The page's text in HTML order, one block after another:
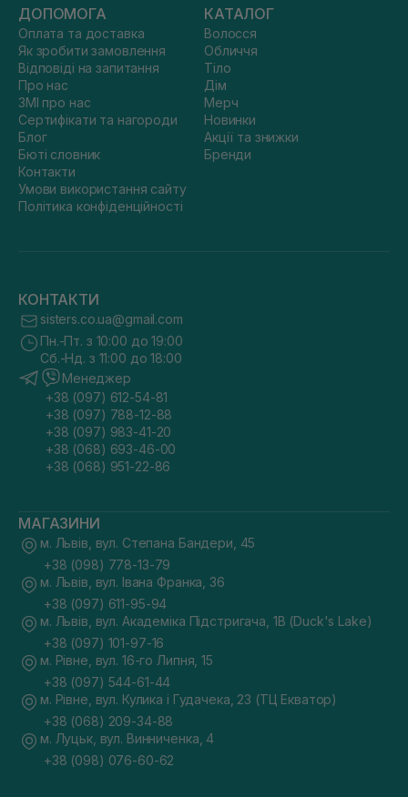
ДОПОМОГА
Оплата та доставка
Як зробити замовлення
Відповіді на запитання
Про нас
ЗМІ про нас
Сертифікати та нагороди
Блог
Бюті словник
Контакти
Умови використання сайту
Політика конфіденційності
КАТАЛОГ
Волосся
Обличчя
Тіло
Дім
Мерч
Новинки
Акції та знижки
Бренди
КОНТАКТИ
sisters.co.ua@gmail.com
Пн.-Пт. з 10:00 до 19:00
Сб.-Нд. з 11:00 до 18:00
Менеджер
+38 (097) 612-54-81
+38 (097) 788-12-88
+38 (097) 983-41-20
+38 (068) 693-46-00
+38 (068) 951-22-86
МАГАЗИНИ
м. Львів, вул. Степана Бандери, 45
+38 (098) 778-13-79
м. Львів, вул. Івана Франка, 36
+38 (097) 611-95-94
м. Львів, вул. Академіка Підстригача, 1В (Duck's Lake)
+38 (097) 101-97-16
м. Рівне, вул. 16-го Липня, 15
+38 (097) 544-61-44
м. Рівне, вул. Кулика і Гудачека, 23 (ТЦ Екватор)
+38 (068) 209-34-88
м. Луцьк, вул. Винниченка, 4
+38 (098) 076-60-62